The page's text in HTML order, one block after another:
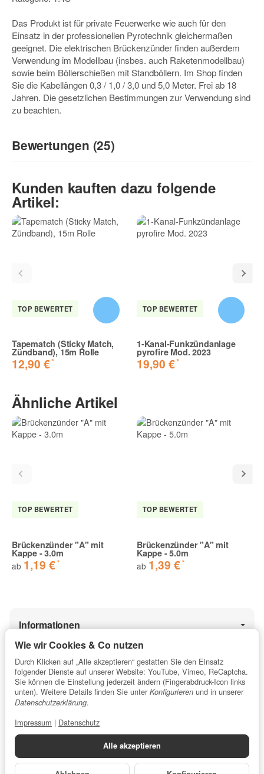
Das Produkt ist für private Feuerwerke wie auch für den
Einsatz in der professionellen Pyrotechnik gleichermaßen
geeignet. Die elektrischen Brückenzünder finden außerdem
Verwendung im Modellbau (insbes. auch Raketenmodellbau)
sowie beim Böllerschießen mit Standböllern. Im Shop finden
Sie die Kabellängen 0,3 / 1,0 / 3,0 und 5,0 Meter. Frei ab 18
Jahren. Die gesetzlichen Bestimmungen zur Verwendung sind
zu beachten.
Bewertungen (25)
5
4 Sterne
3 Sterne
Teilen Sie anderen Kunden Ihre Erfahrungen mit!
Funktionieren super mit der Zündanlage.
funktioniert, bisher keinen Fehlzündung. Super!
Xafer K. | 28.11.2016
Schnelle Lieferung, zünden ohne Probleme. Danke.
0,3 Meter reichen aus, wer längere Kabel daran benötigt,
kann Meterkabel anschliessen - ausgezeichnete Funktion
super
Schnell und einfach zu montieren. Habe zum Testen 4
Zünder benutzt. Im Hauptfeuerwerk zu Silvester bei 10
Anzündern kein einziger Fehlzünder. Ausreichende Länge.
Mit Schutzkappe.
Michael Z. | 13.01.2017 | Verifizierter Kauf
gibt nichts zu meckern... TOP
Kunden kauften dazu folgende
Artikel:
TOP BEWERTET
Tapematch (Sticky Match,
Zündband), 15m Rolle
12,90 €*
TOP BEWERTET
1-Kanal-Funkzündanlage
pyrofire Mod. 2023
19,90 €*
Ähnliche Artikel
TOP BEWERTET
Brückenzünder "A" mit
Kappe - 3.0m
ab 1,19 €*
TOP BEWERTET
Brückenzünder "A" mit
Kappe - 5.0m
ab 1,39 €*
Informationen
Gesetzliche Informationen
⌀ Kundenbewertung für profipyro.de
Errechnet aus 13.853Bewertungen
Wie wir Cookies & Co nutzen
Durch Klicken auf „Alle akzeptieren“ gestatten Sie den Einsatz
folgender Dienste auf unserer Website: YouTube, Vimeo, ReCaptcha.
Sie können die Einstellung jederzeit ändern (Fingerabdruck-Icon links
unten). Weitere Details finden Sie unter Konfigurieren und in unserer
Datenschutzerklärung.
Impressum | Datenschutz
Alle akzeptieren